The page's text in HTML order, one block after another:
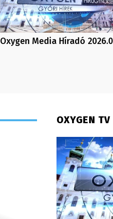
Oxygen Media Híradó
OXYGEN